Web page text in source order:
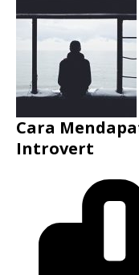
Cara
Introvert